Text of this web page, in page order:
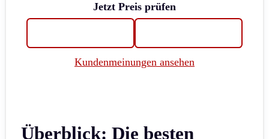
Jetzt Preis prüfen
Kundenmeinungen ansehen
Überblick: Die besten